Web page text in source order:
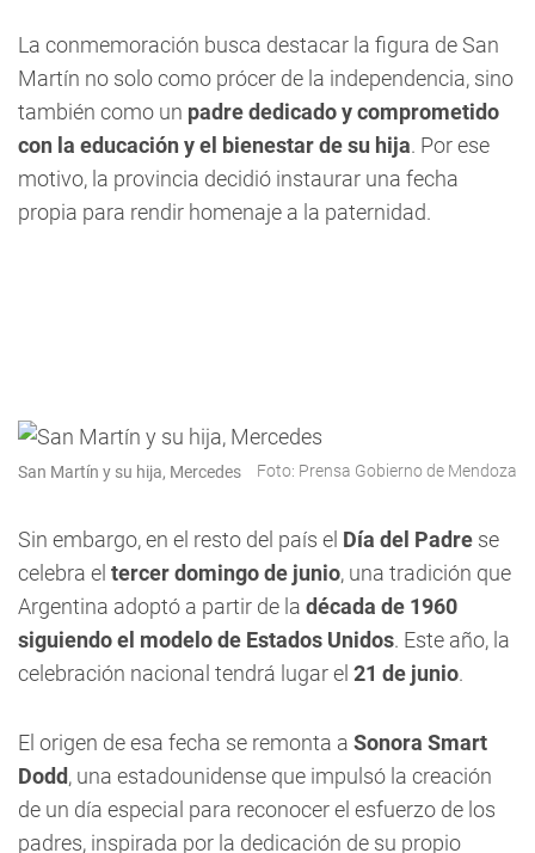
La conmemoración busca destacar la figura de San
Martín no solo como prócer de la independencia, sino
también como un padre dedicado y comprometido
con la educación y el bienestar de su hija. Por ese
motivo, la provincia decidió instaurar una fecha
propia para rendir homenaje a la paternidad.
San Martín y su hija, Mercedes Foto: Prensa Gobierno de Mendoza
Sin embargo, en el resto del país el Día del Padre se
celebra el tercer domingo de junio, una tradición que
Argentina adoptó a partir de la década de 1960
siguiendo el modelo de Estados Unidos. Este año, la
celebración nacional tendrá lugar el 21 de junio.
El origen de esa fecha se remonta a Sonora Smart
Dodd, una estadounidense que impulsó la creación
de un día especial para reconocer el esfuerzo de los
padres, inspirada por la dedicación de su propio